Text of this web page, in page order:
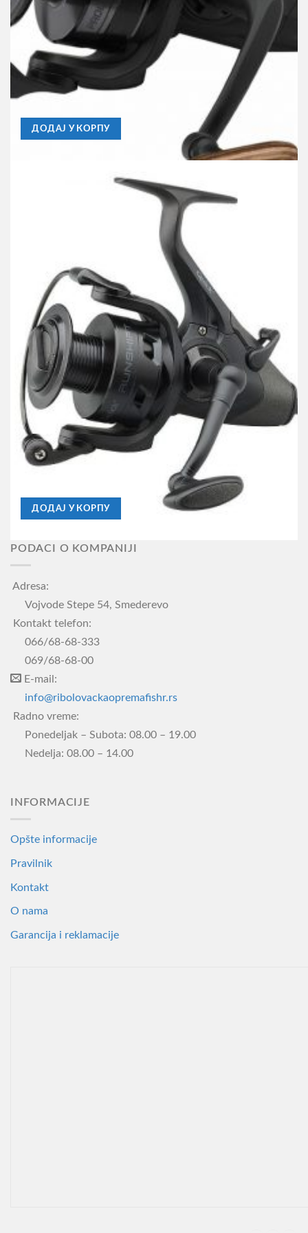
BAITRUNNER
Mašinica Prologic Avenger 3000 BF , 6BB+Rezervna
Špulna
ДОДАЈ У КОРПУ
BAITRUNNER
Mašinica Dam Quick Runshift 3 5000FS , 3BB
ДОДАЈ У КОРПУ
PODACI O KOMPANIJI
Adresa:
Vojvode Stepe 54, Smederevo
Kontakt telefon:
066/68-68-333
069/68-68-00
E-mail:
info@ribolovackaopremafishr.rs
Radno vreme:
Ponedeljak – Subota: 08.00 – 19.00
Nedelja: 08.00 – 14.00
INFORMACIJE
Opšte informacije
Pravilnik
Kontakt
O nama
Garancija i reklamacije